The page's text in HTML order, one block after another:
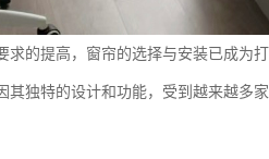
的提高，窗帘的选择与安装已成为
独特的设计和功能，受到越来越多家